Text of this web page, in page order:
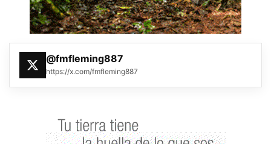
@fmfleming887
https://x.com/fmfleming887